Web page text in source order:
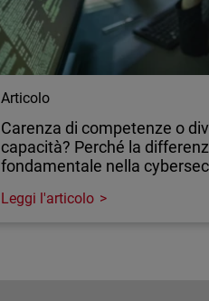
Articolo
Carenza di competenze o
capacità? Perché la
fondamentale nella
Leggi l'articolo